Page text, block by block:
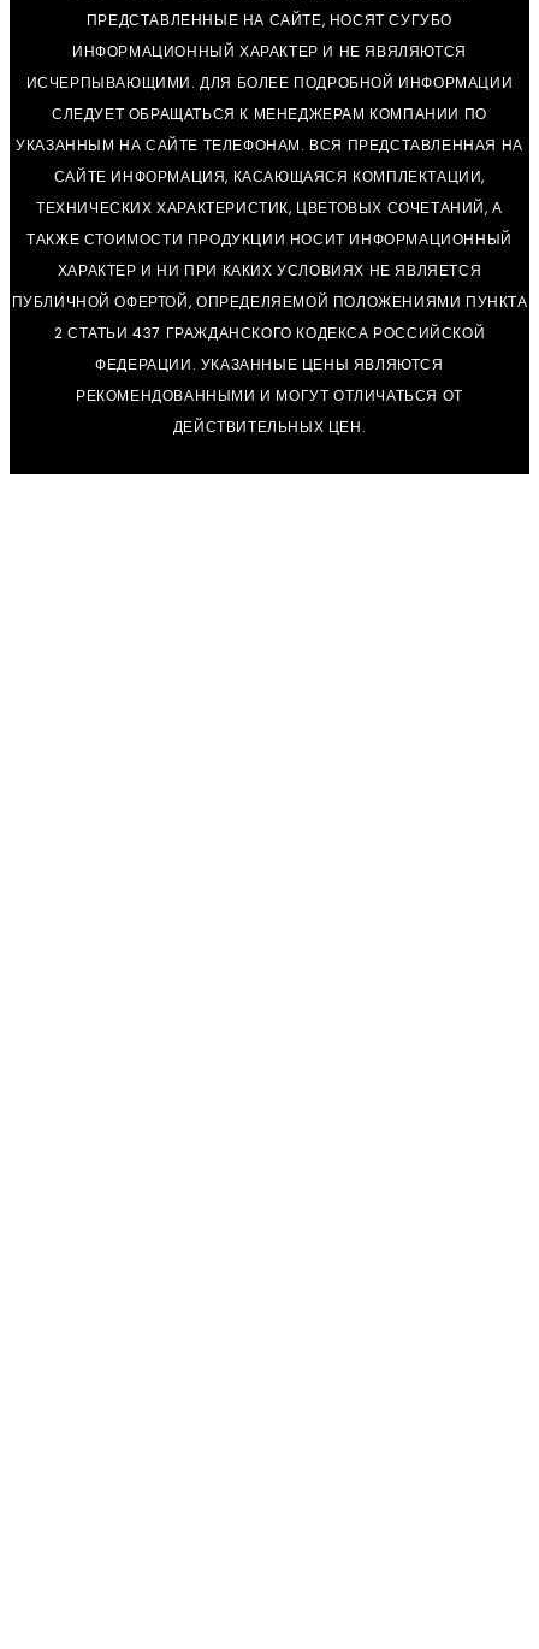
ПРЕДСТАВЛЕННЫЕ НА САЙТЕ, НОСЯТ СУГУБО
ИНФОРМАЦИОННЫЙ ХАРАКТЕР И НЕ ЯВЯЛЯЮТСЯ
ИСЧЕРПЫВАЮЩИМИ. ДЛЯ БОЛЕЕ ПОДРОБНОЙ ИНФОРМАЦИИ
СЛЕДУЕТ ОБРАЩАТЬСЯ К МЕНЕДЖЕРАМ КОМПАНИИ ПО
УКАЗАННЫМ НА САЙТЕ ТЕЛЕФОНАМ. ВСЯ ПРЕДСТАВЛЕННАЯ НА
САЙТЕ ИНФОРМАЦИЯ, КАСАЮЩАЯСЯ КОМПЛЕКТАЦИИ,
ТЕХНИЧЕСКИХ ХАРАКТЕРИСТИК, ЦВЕТОВЫХ СОЧЕТАНИЙ, А
ТАКЖЕ СТОИМОСТИ ПРОДУКЦИИ НОСИТ ИНФОРМАЦИОННЫЙ
ХАРАКТЕР И НИ ПРИ КАКИХ УСЛОВИЯХ НЕ ЯВЛЯЕТСЯ
ПУБЛИЧНОЙ ОФЕРТОЙ, ОПРЕДЕЛЯЕМОЙ ПОЛОЖЕНИЯМИ ПУНКТА
2 СТАТЬИ 437 ГРАЖДАНСКОГО КОДЕКСА РОССИЙСКОЙ
ФЕДЕРАЦИИ. УКАЗАННЫЕ ЦЕНЫ ЯВЛЯЮТСЯ
РЕКОМЕНДОВАННЫМИ И МОГУТ ОТЛИЧАТЬСЯ ОТ
ДЕЙСТВИТЕЛЬНЫХ ЦЕН.